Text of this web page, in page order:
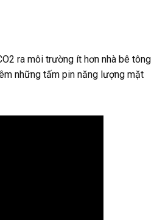
ra môi trường ít hơn nhà bê tông
những tấm pin năng lượng mặt